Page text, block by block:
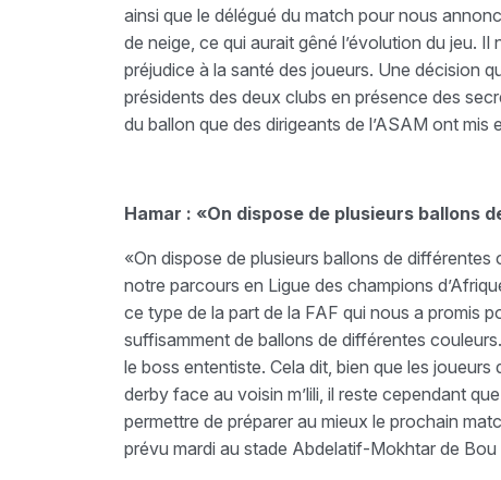
ainsi que le délégué du match pour nous
de neige, ce qui aurait gêné l’évolution du jeu.
préjudice à la santé des joueurs. Une décision
présidents des deux clubs en présence des
du ballon que des dirigeants de l’ASAM ont
Hamar : «On dispose de plusieurs ballons
«On dispose de plusieurs ballons de
notre parcours en Ligue des champions
ce type de la part de la FAF qui nous a promis
suffisamment de ballons de différentes
le boss ententiste. Cela dit, bien que les
derby face au voisin m’lili, il reste cependant
permettre de préparer au mieux le prochain
prévu mardi au stade Abdelatif-Mokhtar de Bou